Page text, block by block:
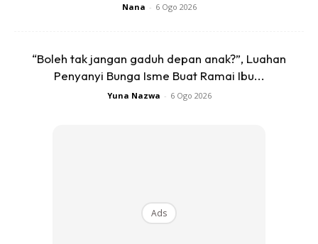
Nana - 6 Ogo 2026
“Boleh tak jangan gaduh depan anak?”, Luahan
Penyanyi Bunga Isme Buat Ramai Ibu...
Yuna Nazwa - 6 Ogo 2026
Ads